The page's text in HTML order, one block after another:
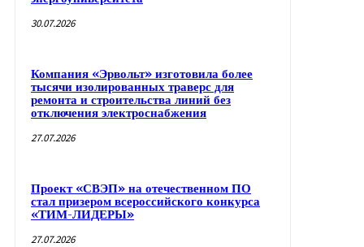
30.07.2026
Компания «Эрвольт» изготовила более
тысячи изолированных траверс для
ремонта и строительства линий без
отключения электроснабжения
27.07.2026
Проект «СВЭП» на отечественном ПО
стал призером всероссийского конкурса
«ТИМ-ЛИДЕРЫ»
27.07.2026